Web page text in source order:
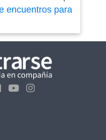
encuentros para